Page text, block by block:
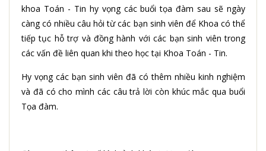
khoa Toán - Tin hy vọng các buổi tọa đàm sau sẽ ngày
càng có nhiều câu hỏi từ các bạn sinh viên để Khoa có thể
tiếp tục hỗ trợ và đồng hành với các bạn sinh viên trong
các vấn đề liên quan khi theo học tại Khoa Toán - Tin.
Hy vọng các bạn sinh viên đã có thêm nhiều kinh nghiệm
và đã có cho mình các câu trả lời còn khúc mắc qua buổi
Tọa đàm.